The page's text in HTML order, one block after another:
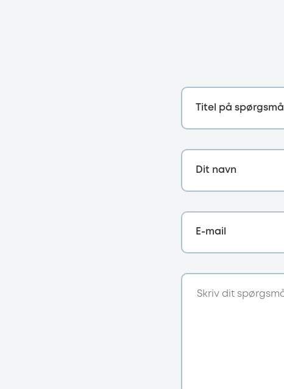
Titel på spørgsmål
Dit navn
E-mail